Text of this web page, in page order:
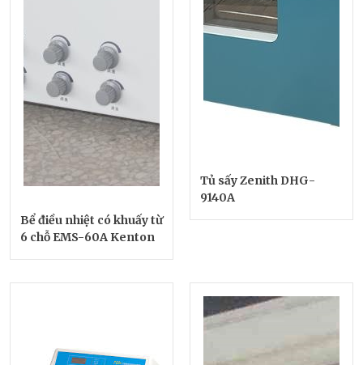
Bể điều nhiệt có khuấy từ
6 chỗ EMS-60A Kenton
Tủ sấy Zenith DHG-
9140A